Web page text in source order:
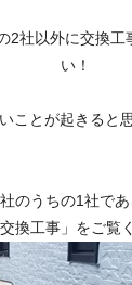
2社以外に交換工
い！
ことが起きると
のうちの1社で
換工事」をご覧